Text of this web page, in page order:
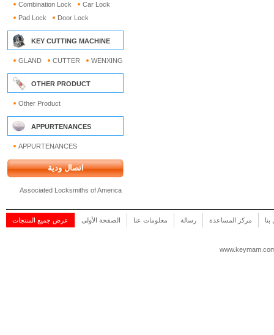
Combination Lock
Car Lock
Pad Lock
Door Lock
KEY CUTTING MACHINE
GLAND CUTTER WENXING
OTHER PRODUCT
Other Product
APPURTENANCES
APPURTENANCES
اتصال ودية
Associated Locksmiths of America
عرض جميع المنتجات الصفحة الأولى معلومات عنا رسالة مركز المساعدة